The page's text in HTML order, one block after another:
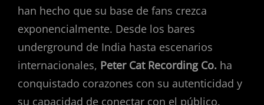
han hecho que su base de fans crezca
exponencialmente. Desde los bares
underground de India hasta escenarios
internacionales, Peter Cat Recording Co. ha
conquistado corazones con su autenticidad y
su capacidad de conectar con el público.